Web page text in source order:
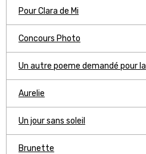
Pour Clara de Mi
Concours Photo
Un autre poeme demandé pour la
Aurelie
Un jour sans soleil
Brunette